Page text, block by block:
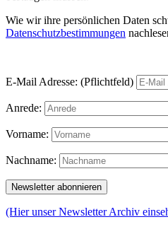
Wie wir ihre persönlichen Daten
Datenschutzbestimmungen
E-Mail Adresse: (Pflichtfeld)
Anrede:
Vorname:
Nachname:
(Hier unser Newsletter Archiv